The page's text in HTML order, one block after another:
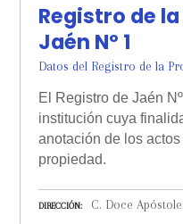
Registro de
Jaén Nº 1
Datos del Registro de la
El Registro de Jaén
institución cuya
anotación de los
propiedad.
DIRECCIÓN C. Doce